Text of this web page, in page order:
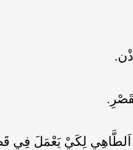
اَلطَّاهِي لِكَيْ يَعْمَلَ فِي